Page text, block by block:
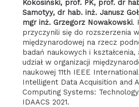
Kokosiński, prof. PK, prof. dr
Samotyy, dr hab. inż. Janusz
mgr inż. Grzegorz Nowakowski.
przyczynili się do rozszerzenia
międzynarodowej na rzecz
badań naukowych i
udział w organizacji
naukowej 11th IEEE
Intelligent Data Acquisition and
Computing Systems:
IDAACS 2021.